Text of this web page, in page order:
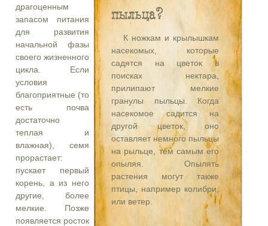
пыльца?
К ножкам и крылышкам
насекомых, которые
садятся на цветок в
поисках нектара,
прилипают мелкие
гранулы пыльцы. Когда
насекомое садится на
другой цветок, оно
оставляет немного пыльцы
на рыльце, тем самым его
опыляя. Опылять
растения могут также
птицы, например колибри,
или ветер.
драгоценным
запасом питания
для развития
начальной фазы
своего жизненного
цикла. Если
условия
благоприятные (то
есть почва
достаточно
теплая и
влажная), семя
прорастает:
пускает первый
корень, а из него
другие, более
мелкие. Позже
появляется росток